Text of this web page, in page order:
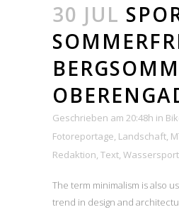
30 JUL
Geschrieben am 20:48h in
Fotoreportage, Landschaft,
Redaktion, Text, Wassersport
The term minimalism is also
trend in design and